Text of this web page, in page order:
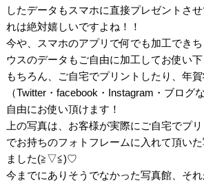
したデータもスマホに直接プレゼントさ
れは絶対嬉しいですよね！！
今や、スマホのアプリで何でも加工でき
ウスのデータもご自由に加工してお使い
もちろん、ご自宅でプリントしたり、年
（Twitter・facebook・Instagram・ブログ
自由にお使い頂けます！
上の写真は、お客様が実際にご自宅でプ
でお持ちのフォトフレームに入れて頂い
ました(≧▽≦)♡
今までにありそうでなかった写真館、そ